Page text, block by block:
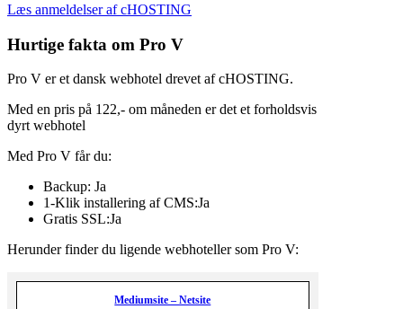
Læs anmeldelser af cHOSTING
Hurtige fakta om Pro V
Pro V er et dansk webhotel drevet af cHOSTING.
Med en pris på 122,- om måneden er det et forholdsvis
dyrt webhotel
Med Pro V får du:
Backup: Ja
1-Klik installering af CMS:Ja
Gratis SSL:Ja
Herunder finder du ligende webhoteller som Pro V:
Mediumsite – Netsite